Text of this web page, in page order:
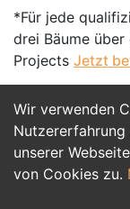
Wir verwenden
unserer
von Cookies zu.
*Für jede
drei Bäume
Projects Jetzt